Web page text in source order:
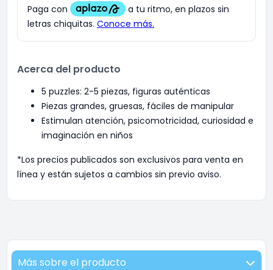
Acerca del producto
5 puzzles: 2-5 piezas, figuras auténticas
Piezas grandes, gruesas, fáciles de manipular
Estimulan atención, psicomotricidad, curiosidad e
imaginación en niños
*Los precios publicados son exclusivos para venta en
línea y están sujetos a cambios sin previo aviso.
Más sobre el producto